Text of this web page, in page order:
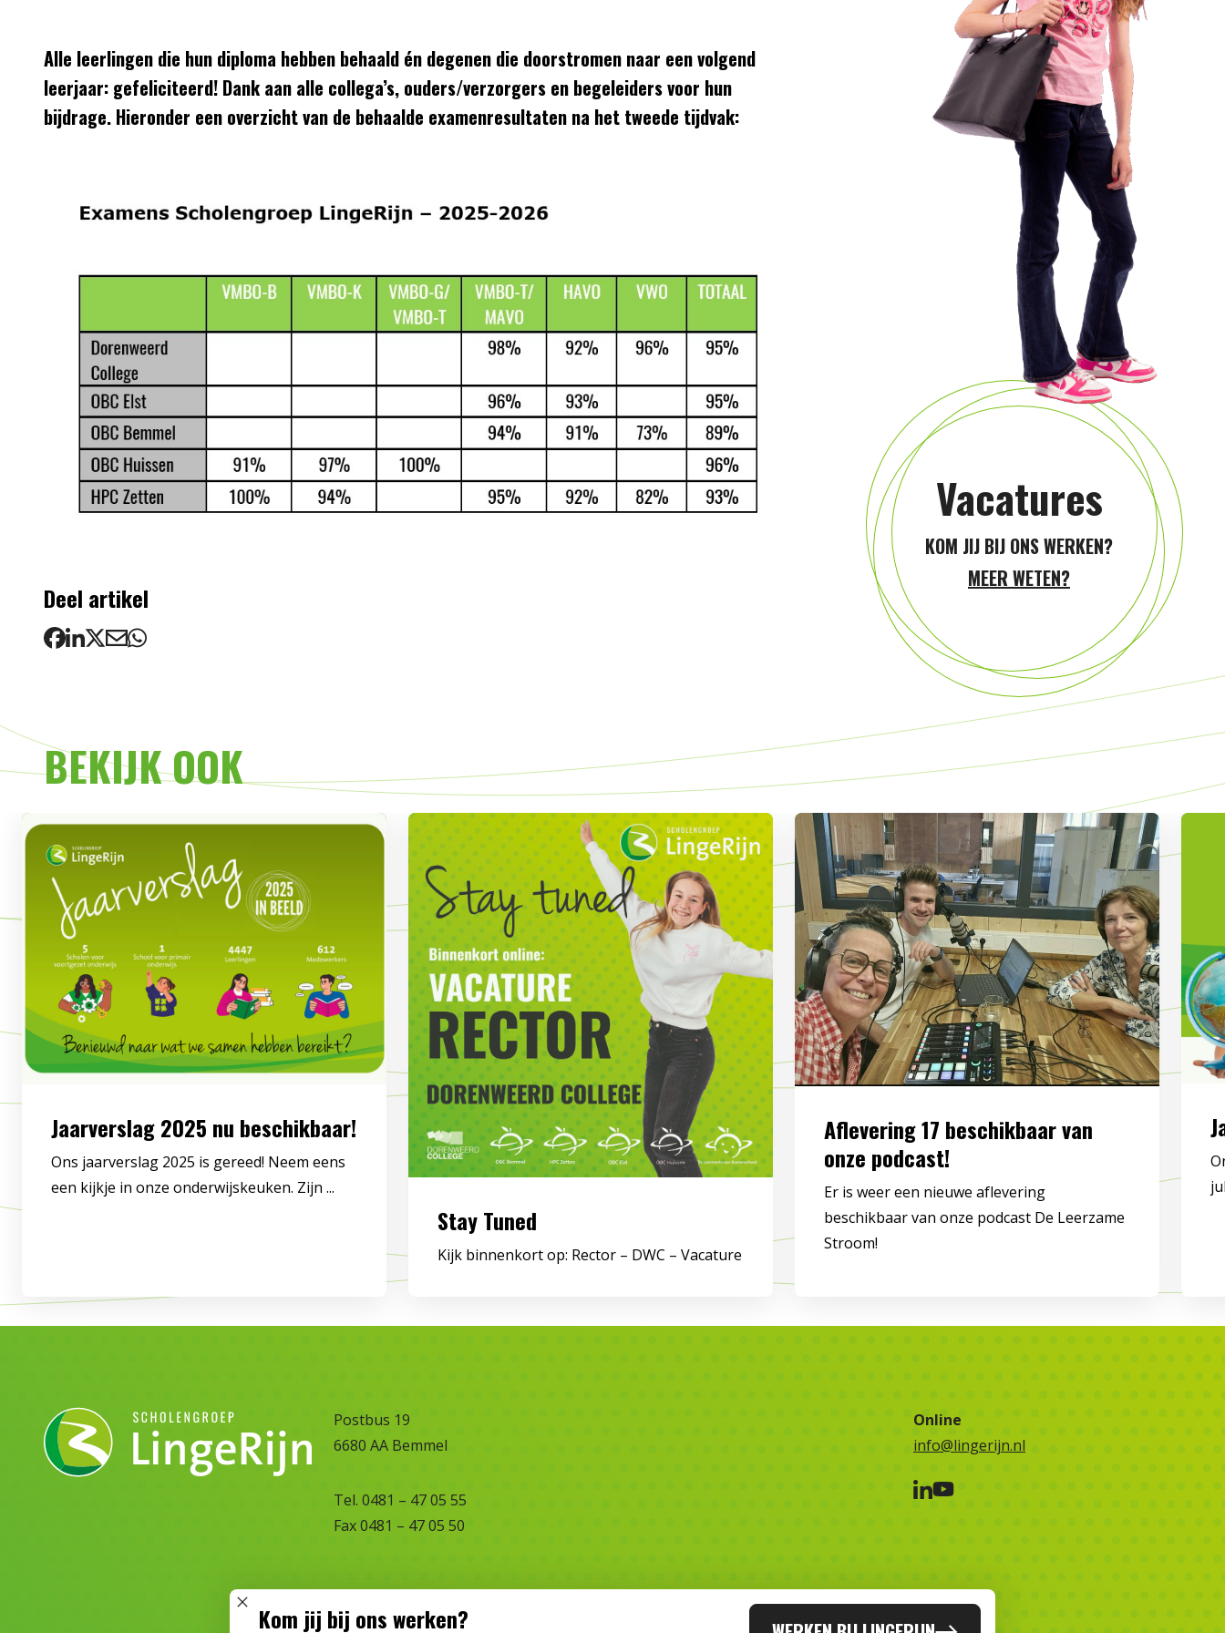
Alle leerlingen die hun diploma hebben behaald én degenen die doorstromen naar een volgend
leerjaar: gefeliciteerd! Dank aan alle collega’s, ouders/verzorgers en begeleiders voor hun
bijdrage. Hieronder een overzicht van de behaalde examenresultaten na het tweede tijdvak:
Deel artikel
Vacatures
KOM JIJ BIJ ONS WERKEN?
MEER WETEN?
BEKIJK OOK
Jaarverslag 2025 nu beschikbaar!
Ons jaarverslag 2025 is gereed! Neem eens
een kijkje in onze onderwijskeuken. Zijn ...
Stay Tuned
Kijk binnenkort op: Rector – DWC – Vacature
Aflevering 17 beschikbaar van
onze podcast!
Er is weer een nieuwe aflevering
beschikbaar van onze podcast De Leerzame
Stroom!
Postbus 19
6680 AA Bemmel
Tel. 0481 – 47 05 55
Fax 0481 – 47 05 50
Online
info@lingerijn.nl
SLUIT POPUP
Kom jij bij ons werken?